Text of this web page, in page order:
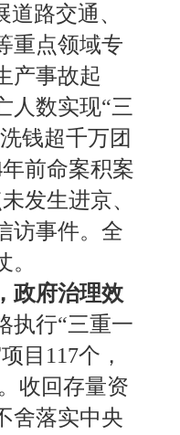
道路交通、
重点领域专
产事故起
人数实现“三
钱超千万团
前命案积案
发生进京、
访事件。全
政府治理效
执行“三重一
目117个，
收回存量资
舍落实中央